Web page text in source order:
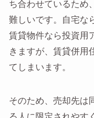
ち合わせているため
難しいです。自宅な
賃貸物件なら投資用
きますが、賃貸併用
てしまいます。
そのため、売却先は